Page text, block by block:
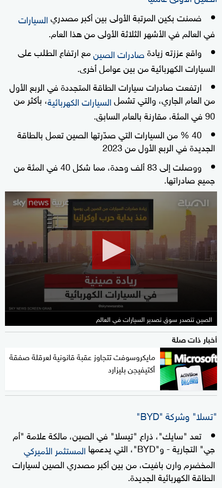
ضمنت بكين المرتبة الأولى بين أكبر مصدريالسيارات
في العالم في الأشهر الثلاثة الأولى من هذا العام.
واقع عززته زيادةصادرات الصينمع ارتفاع الطلب على
السيارات الكهربائية من بين عوامل أخرى.
ارتفعت صادرات سيارات الطاقة المتجددة في الربع الأول
من العام الجاري، والتي تشملالسيارات الكهربائية، بأكثر من
90 في المئة، مقارنة بالعام السابق.
40 % من السيارات التي صدّرتها الصين تعمل بالطاقة
الجديدة في الربع الأول من 2023
ووصلت إلى 83 ألف وحدة، مما شكل 40 في المئة من
جميع صادراتها.
seconds
minutes,
seconds
الصين تتصدر سوق تصدير السيارات في العالم
أخبار ذات صلة
مايكروسوفت تتجاوز عقبة قانونية لعرقلة صفقة
أكتيفيجن بليزارد
"تسلا" وشركة "BYD"
تعد "سايك"، ذراع "تيسلا" في الصين، مالكة علامة "أم
جي" التجارية - و"BYD"، التي يدعمها
المستثمر الأميركي
المخضرم وارن بافيت، من بين أكبر مصدري الصين لسيارات
الطاقة الكهربائية الجديدة.